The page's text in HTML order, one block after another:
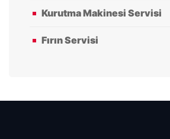
Kurutma Makinesi Servisi
Fırın Servisi